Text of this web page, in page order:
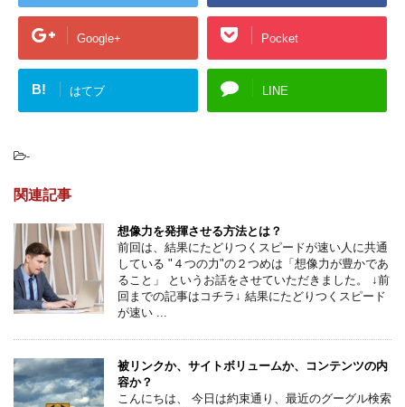
Google+ Pocket
B! はてブ LINE
-
関連記事
想像力を発揮させる方法とは？
前回は、結果にたどりつくスピードが速い人に共通
している "４つの力"の２つめは「想像力が豊かであ
ること」 というお話をさせていただきました。 ↓前
回までの記事はコチラ↓ 結果にたどりつくスピード
が速い ...
被リンクか、サイトボリュームか、コンテンツの内
容か？
こんにちは、 今日は約束通り、最近のグーグル検索